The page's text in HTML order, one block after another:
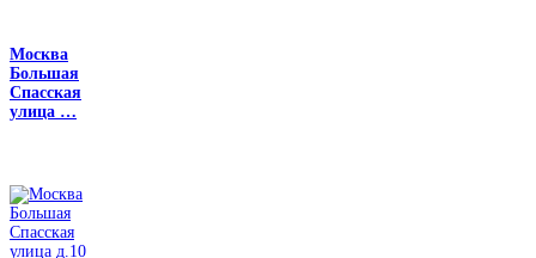
Москва
Большая
Спасская
улица …